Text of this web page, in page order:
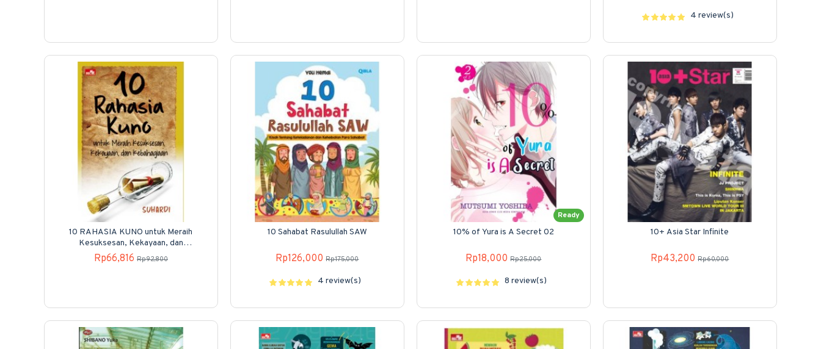
4 review(s)
10 RAHASIA KUNO untuk Meraih
Kesuksesan, Kekayaan, dan
Kebahagiaan
Rp66,816 Rp92,800
10 Sahabat Rasulullah SAW
Rp126,000 Rp175,000
4 review(s)
Ready
10% of Yura is A Secret 02
Rp18,000 Rp25,000
8 review(s)
10+ Asia Star Infinite
Rp43,200 Rp60,000